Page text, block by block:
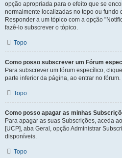
opção apropriada para o efeito que se
normalmente localizadas no topo ou fundo
Responder a um tópico com a opção
fazê-lo subscrever o tópico.
Topo
Como posso subscrever um Fórum
Para subscrever um fórum específico,
parte inferior da página, ao entrar no fórum.
Topo
Como posso apagar as minhas
Para apagar as suas Subscrições, aceda
[UCP], aba Geral, opção Administrar
disponíveis.
Topo